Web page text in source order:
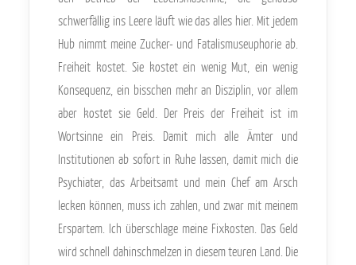
schwerfällig ins Leere läuft wie das alles hier. Mit jedem
Hub nimmt meine Zucker- und Fatalismuseuphorie ab.
Freiheit kostet. Sie kostet ein wenig Mut, ein wenig
Konsequenz, ein bisschen mehr an Disziplin, vor allem
aber kostet sie Geld. Der Preis der Freiheit ist im
Wortsinne ein Preis. Damit mich alle Ämter und
Institutionen ab sofort in Ruhe lassen, damit mich die
Psychiater, das Arbeitsamt und mein Chef am Arsch
lecken können, muss ich zahlen, und zwar mit meinem
Erspartem. Ich überschlage meine Fixkosten. Das Geld
wird schnell dahinschmelzen in diesem teuren Land. Die